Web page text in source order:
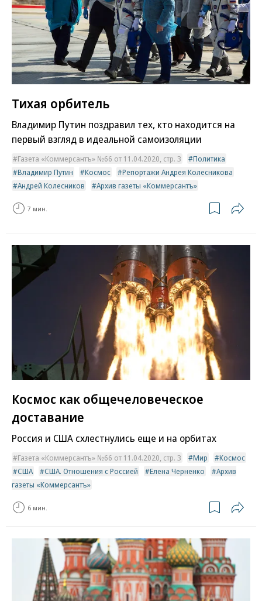
Тихая орбитель
Владимир Путин поздравил тех, кто находится на
первый взгляд в идеальной самоизоляции
Газета «Коммерсантъ» №66 от 11.04.2020, стр. 3
Политика
Владимир Путин
Космос
Репортажи Андрея Колесникова
Андрей Колесников
Архив газеты «Коммерсантъ»
7 мин.
Космос как общечеловеческое
доставание
Россия и США схлестнулись еще и на орбитах
Газета «Коммерсантъ» №66 от 11.04.2020, стр. 3 Мир
Космос
США
США. Отношения с Россией Елена Черненко
Архив
газеты «Коммерсантъ»
6 мин.